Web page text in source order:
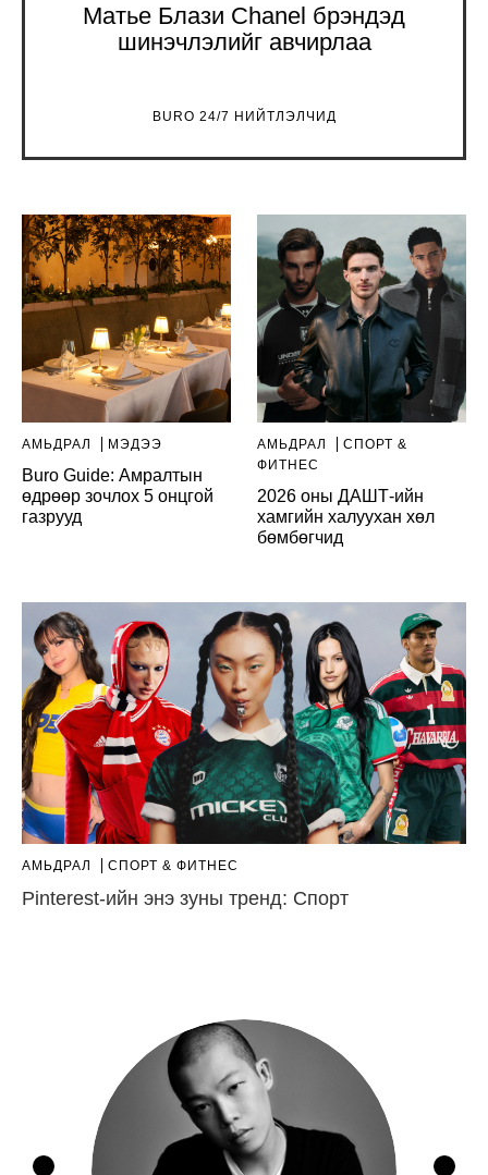
Матье Блази Chanel брэндэд
шинэчлэлийг авчирлаа
BURO 24/7 НИЙТЛЭЛЧИД
АМЬДРАЛ МЭДЭЭ
Buro Guide: Амралтын
өдрөөр зочлох 5 онцгой
газрууд
АМЬДРАЛ
СПОРТ &
ФИТНЕС
2026 оны ДАШТ-ийн
хамгийн халуухан хөл
бөмбөгчид
АМЬДРАЛ СПОРТ & ФИТНЕС
Pinterest-ийн энэ зуны тренд: Спорт